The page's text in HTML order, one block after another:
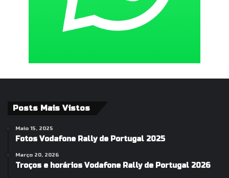
Posts Mais Vistos
Maio 15, 2025
Fotos Vodafone Rally de Portugal 2025
Março 20, 2026
Troços e horários Vodafone Rally de Portugal 2026